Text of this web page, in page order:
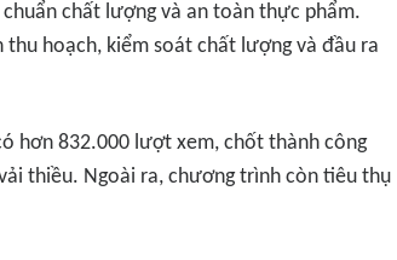
chất lượng và an toàn thực phẩm.
hoạch, kiểm soát chất lượng và đầu ra
hơn 832.000 lượt xem, chốt thành công
thiều. Ngoài ra, chương trình còn tiêu thụ